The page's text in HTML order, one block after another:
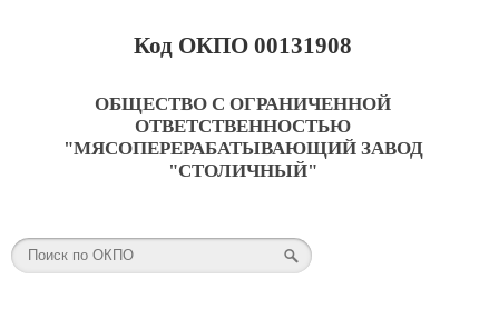
Код ОКПО 00131908
ОБЩЕСТВО С ОГРАНИЧЕННОЙ
ОТВЕТСТВЕННОСТЬЮ
"МЯСОПЕРЕРАБАТЫВАЮЩИЙ ЗАВОД
"СТОЛИЧНЫЙ"